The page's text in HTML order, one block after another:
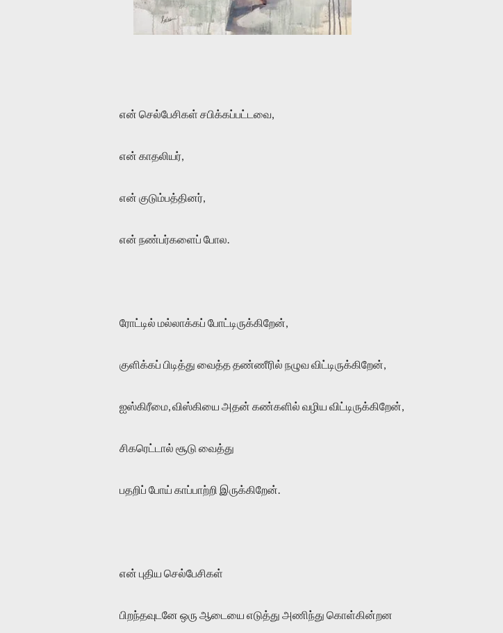
என் செல்பேசிகள் சபிக்கப்பட்டவை,
என் காதலியர்,
என் குடும்பத்தினர்,
என் நண்பர்களைப் போல.
ரோட்டில் மல்லாக்கப் போட்டிருக்கிறேன்,
குளிக்கப் பிடித்து வைத்த தண்ணீரில் நழுவ விட்டிருக்கிறேன்,
ஐஸ்கிரீமை, விஸ்கியை அதன் கண்களில் வழிய விட்டிருக்கிறேன்,
சிகரெட்டால் சூடு வைத்து
பதறிப் போய் காப்பாற்றி இருக்கிறேன்.
என் புதிய செல்பேசிகள்
பிறந்தவுடனே ஒரு ஆடையை எடுத்து அணிந்து கொள்கின்றன